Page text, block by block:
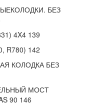
БЕЗ
4X4 139
R780) 142
КОЛОДКА БЕЗ
МОСТ
90 146